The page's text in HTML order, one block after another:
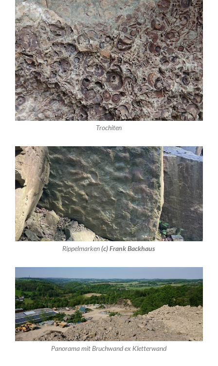
Trochiten
Rippelmarken(c) Frank Backhaus
Panorama mit Bruchwand ex Kletterwand